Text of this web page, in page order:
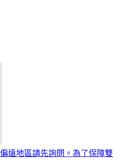
遠地區請先詢問。為了保障雙